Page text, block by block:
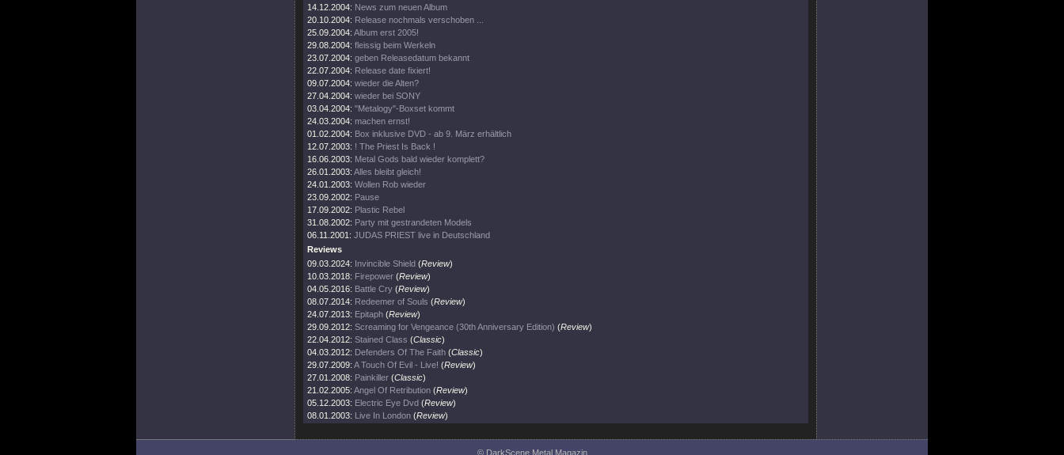
14.12.2004: News zum neuen Album
20.10.2004: Release nochmals verschoben ...
25.09.2004: Album erst 2005!
29.08.2004: fleissig beim Werkeln
23.07.2004: geben Releasedatum bekannt
22.07.2004: Release date fixiert!
09.07.2004: wieder die Alten?
27.04.2004: wieder bei SONY
03.04.2004: "Metalogy"-Boxset kommt
24.03.2004: machen ernst!
01.02.2004: Box inklusive DVD - ab 9. März erhältlich
12.07.2003: ! The Priest Is Back !
16.06.2003: Metal Gods bald wieder komplett?
26.01.2003: Alles bleibt gleich!
24.01.2003: Wollen Rob wieder
23.09.2002: Pause
17.09.2002: Plastic Rebel
31.08.2002: Party mit gestrandeten Models
06.11.2001: JUDAS PRIEST live in Deutschland
Reviews
09.03.2024: Invincible Shield (Review)
10.03.2018: Firepower (Review)
04.05.2016: Battle Cry (Review)
08.07.2014: Redeemer of Souls (Review)
24.07.2013: Epitaph (Review)
29.09.2012: Screaming for Vengeance (30th Anniversary Edition) (Review)
22.04.2012: Stained Class (Classic)
04.03.2012: Defenders Of The Faith (Classic)
29.07.2009: A Touch Of Evil - Live! (Review)
27.01.2008: Painkiller (Classic)
21.02.2005: Angel Of Retribution (Review)
05.12.2003: Electric Eye Dvd (Review)
08.01.2003: Live In London (Review)
© DarkScene Metal Magazin